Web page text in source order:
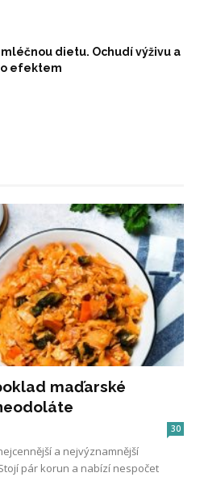
mléčnou dietu. Ochudí výživu a
efektem
maďarské
30
a nejvýznamnější
pár korun a nabízí nespočet